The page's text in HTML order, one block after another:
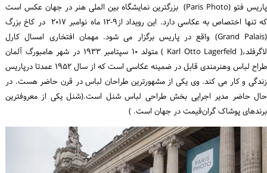
پاریس فتو (Paris Photo) بزرگترین نمایشگاه بین الملی هنر در جهان عکس است
که تنها اختصاص به عکاسی دارد. این رویداد از۹-۱۲ ماه نوامبر ۲۰۱۷ در کاخ بزرگ
(Grand Palais) واقع در پاریس برگزار می شود. مهمان افتخاری امسال کارل
لاگرفلد٫( Karl Otto Lagerfeld ) متولد ۱۰ سپتامبر ۱۹۳۳ در شهر هامبورگ آلمان
طراح لباس وهنرمندی قابل در ضمینه عکاسی است که از سال ۱۹۵۲ عمدتا درپاریس
زندگی و کار می کند. وی یکی از مشهورترین طراحان لباس در قرن حاضر هست. در
حال حاضر مدیر اجرایی بخش طراحی لباس شنل است.(شنل یکی از معروفترین
برندهای پوشاک گران‌قیمت در جهان است. )